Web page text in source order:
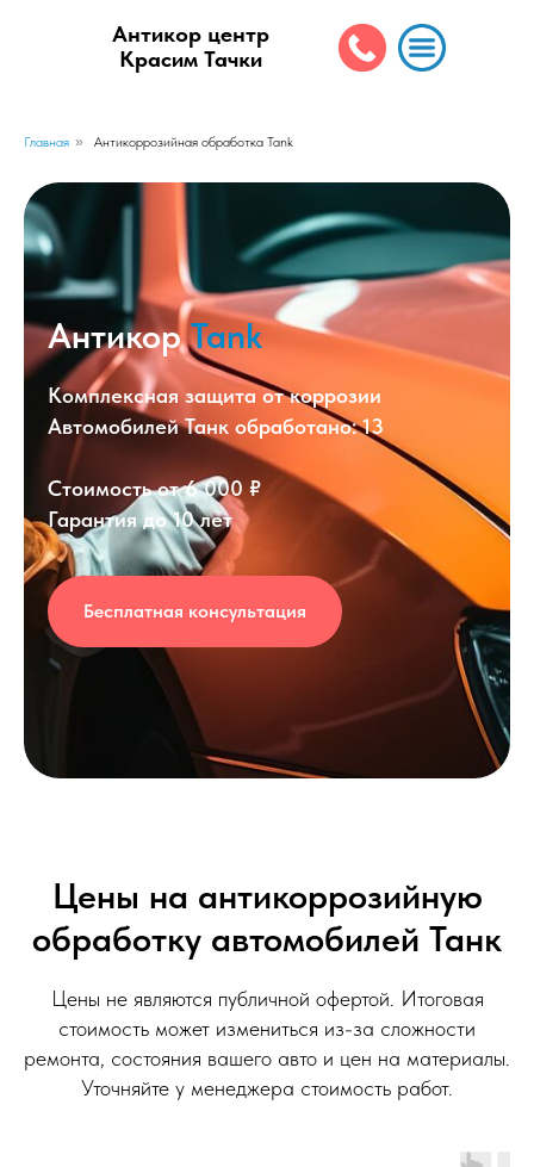
Антикор центр
Красим Тачки
Главная » Антикоррозийная обработка Tank
АнтикорTank
Комплексная защита от коррозии
Автомобилей Танк обработано: 13
Стоимость от 6 000 ₽
Гарантия до 10 лет
Бесплатная консультация
Цены на антикоррозийную
обработку автомобилей Танк
Цены не являются публичной офертой. Итоговая
стоимость может измениться из-за сложности
ремонта, состояния вашего авто и цен на материалы.
Уточняйте у менеджера стоимость работ.